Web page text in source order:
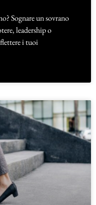
Sognare un sovrano
leadership o
i tuoi